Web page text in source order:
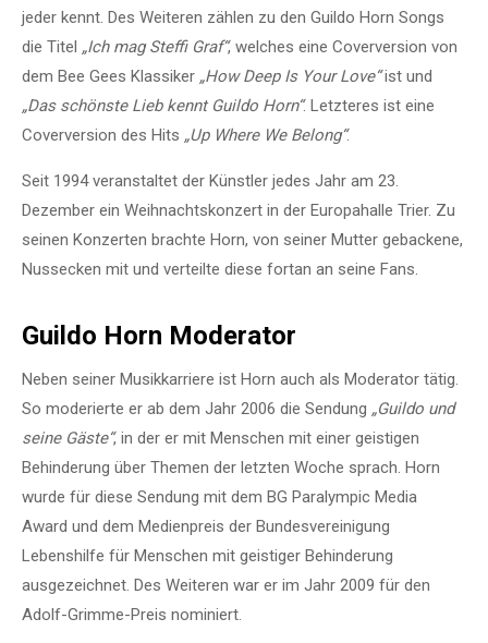
jeder kennt. Des Weiteren zählen zu den Guildo Horn Songs
die Titel „Ich mag Steffi Graf“, welches eine Coverversion von
dem Bee Gees Klassiker „How Deep Is Your Love“ist und
„Das schönste Lieb kennt Guildo Horn“. Letzteres ist eine
Coverversion des Hits „Up Where We Belong“.
Seit 1994 veranstaltet der Künstler jedes Jahr am 23.
Dezember ein Weihnachtskonzert in der Europahalle Trier. Zu
seinen Konzerten brachte Horn, von seiner Mutter gebackene,
Nussecken mit und verteilte diese fortan an seine Fans.
Guildo Horn Moderator
Neben seiner Musikkarriere ist Horn auch als Moderator tätig.
So moderierte er ab dem Jahr 2006 die Sendung „Guildo und
seine Gäste“, in der er mit Menschen mit einer geistigen
Behinderung über Themen der letzten Woche sprach. Horn
wurde für diese Sendung mit dem BG Paralympic Media
Award und dem Medienpreis der Bundesvereinigung
Lebenshilfe für Menschen mit geistiger Behinderung
ausgezeichnet. Des Weiteren war er im Jahr 2009 für den
Adolf-Grimme-Preis nominiert.